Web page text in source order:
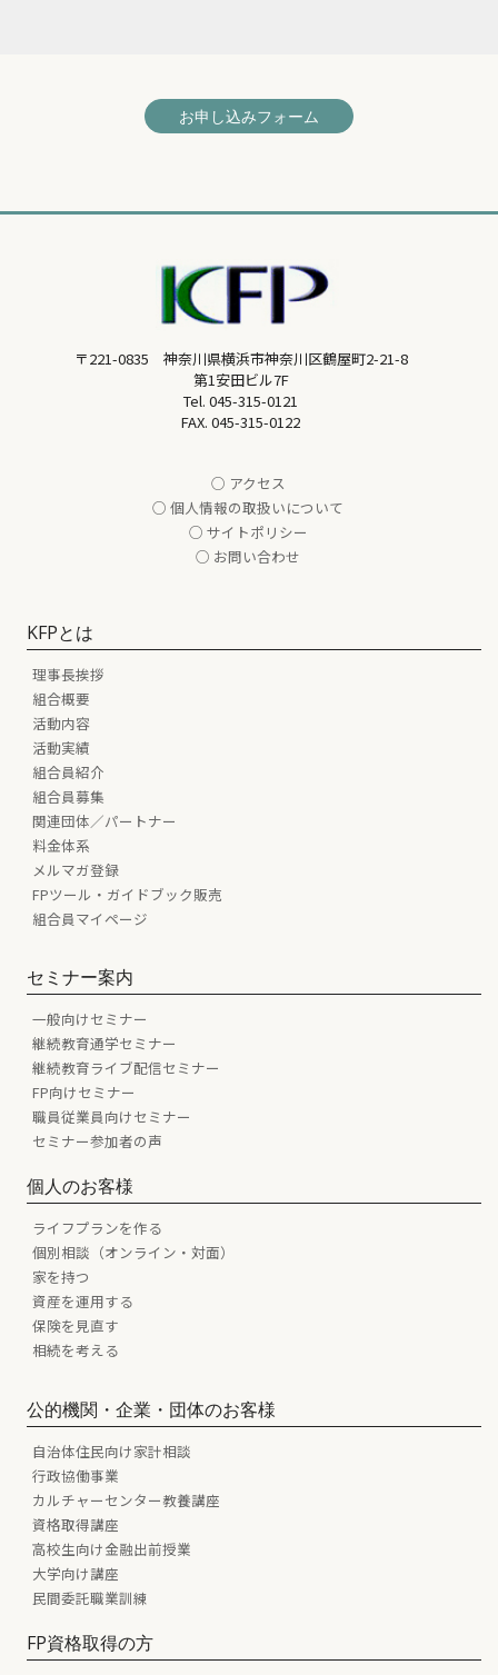
お申し込みフォーム
〒221-0835 神奈川県横浜市神奈川区鶴屋町2-21-8
第1安田ビル7F
Tel. 045-315-0121
FAX. 045-315-0122
○ アクセス
○ 個人情報の取扱いについて
○ サイトポリシー
○ お問い合わせ
KFPとは
理事長挨拶
組合概要
活動内容
活動実績
組合員紹介
組合員募集
関連団体／パートナー
料金体系
メルマガ登録
FPツール・ガイドブック販売
組合員マイページ
セミナー案内
一般向けセミナー
継続教育通学セミナー
継続教育ライブ配信セミナー
FP向けセミナー
職員従業員向けセミナー
セミナー参加者の声
個人のお客様
ライフプランを作る
個別相談（オンライン・対面）
家を持つ
資産を運用する
保険を見直す
相続を考える
公的機関・企業・団体のお客様
自治体住民向け家計相談
行政協働事業
カルチャーセンター教養講座
資格取得講座
高校生向け金融出前授業
大学向け講座
民間委託職業訓練
FP資格取得の方